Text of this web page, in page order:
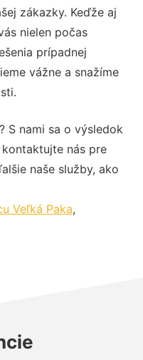
zákazky. Keďže aj
nielen počas
prípadnej
vážne a snažíme
? S nami sa o výsledok
nás pre
naše služby, ako
Veľká Paka,